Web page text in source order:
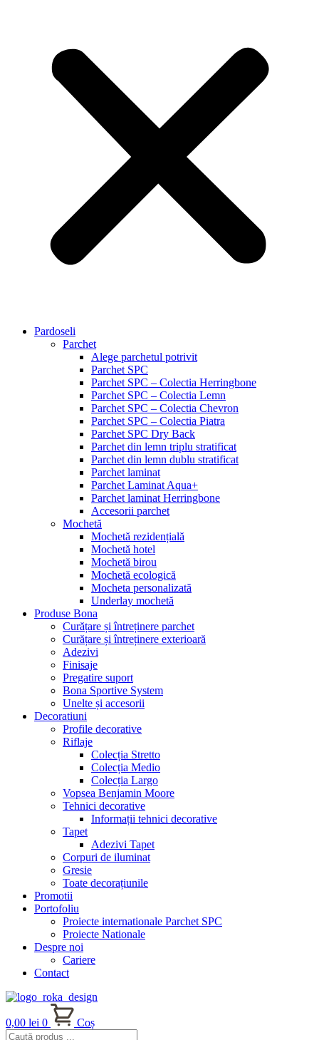
Pardoseli
Parchet
Alege parchetul potrivit
Parchet SPC
Parchet SPC – Colectia Herringbone
Parchet SPC – Colectia Lemn
Parchet SPC – Colectia Chevron
Parchet SPC – Colectia Piatra
Parchet SPC Dry Back
Parchet din lemn triplu stratificat
Parchet din lemn dublu stratificat
Parchet laminat
Parchet Laminat Aqua+
Parchet laminat Herringbone
Accesorii parchet
Mochetă
Mochetă rezidențială
Mochetă hotel
Mochetă birou
Mochetă ecologică
Mocheta personalizată
Underlay mochetă
Produse Bona
Curățare și întreținere parchet
Curățare și întreținere exterioară
Adezivi
Finisaje
Pregatire suport
Bona Sportive System
Unelte și accesorii
Decoratiuni
Profile decorative
Riflaje
Colecția Stretto
Colecția Medio
Colecția Largo
Vopsea Benjamin Moore
Tehnici decorative
Informații tehnici decorative
Tapet
Adezivi Tapet
Corpuri de iluminat
Gresie
Toate decorațiunile
Promotii
Portofoliu
Proiecte internationale Parchet SPC
Proiecte Nationale
Despre noi
Cariere
Contact
0,00 lei 0
Coș
Products